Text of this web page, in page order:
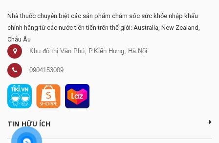
Nhà thuốc chuyên biệt các sản phẩm chăm sóc sức khỏe nhập khẩu
chính hãng từ các nước tiên tiến trên thế giới: Australia, New Zealand,
Châu Âu
Khu đô thị Văn Phú, P.Kiến Hưng, Hà Nội
0904153009
TIN HỮU ÍCH